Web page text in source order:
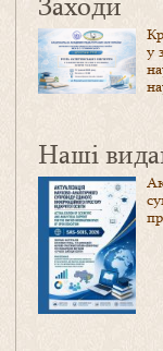
у
Наші